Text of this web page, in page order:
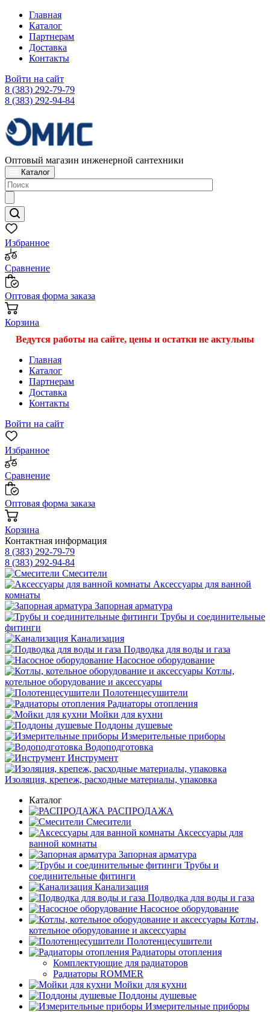
Главная
Каталог
Партнерам
Доставка
Контакты
Войти на сайт
8 (383) 292-79-79
8 (383) 292-94-84
Оптовый магазин инженерной сантехники
Каталог
Избранное
Сравнение
Оптовая форма заказа
Корзина
Ведутся работы на сайте, цены и остатки не актульны
Главная
Каталог
Партнерам
Доставка
Контакты
Войти на сайт
Избранное
Сравнение
Оптовая форма заказа
Корзина
Контактная информация
8 (383) 292-79-79
8 (383) 292-94-84
Смесители
Аксессуары для ванной
комнаты
Запорная арматура
Трубы и соединительные
фитинги
Канализация
Подводка для воды и газа
Насосное оборудование
Котлы,
котельное оборудование и аксессуары
Полотенцесушители
Радиаторы отопления
Мойки для кухни
Поддоны душевые
Измерительные приборы
Водоподготовка
Инструмент
Изоляция, крепеж, расходные материалы, упаковка
Каталог
РАСПРОДАЖА
Смесители
Аксессуары для
ванной комнаты
Запорная арматура
Трубы и
соединительные фитинги
Канализация
Подводка для воды и газа
Насосное оборудование
Котлы,
котельное оборудование и аксессуары
Полотенцесушители
Радиаторы отопления
Комплектующие для радиаторов
Радиаторы ROMMER
Мойки для кухни
Поддоны душевые
Измерительные приборы